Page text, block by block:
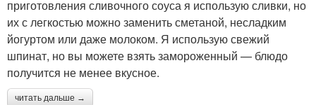
приготовления сливочного соуса я использую сливки, но
их с легкостью можно заменить сметаной, несладким
йогуртом или даже молоком. Я использую свежий
шпинат, но вы можете взять замороженный — блюдо
получится не менее вкусное.
читать дальше →